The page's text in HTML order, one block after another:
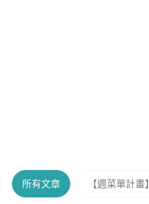
所有文章 【週菜單計畫】